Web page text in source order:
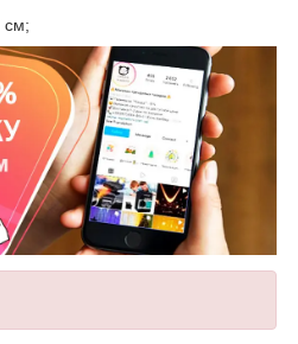
см;